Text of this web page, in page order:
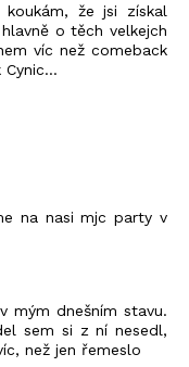
že jsi získal
o těch velkejch
víc než comeback
na nasi mjc party v
mým dnešním stavu.
sem si z ní nesedl,
než jen řemeslo